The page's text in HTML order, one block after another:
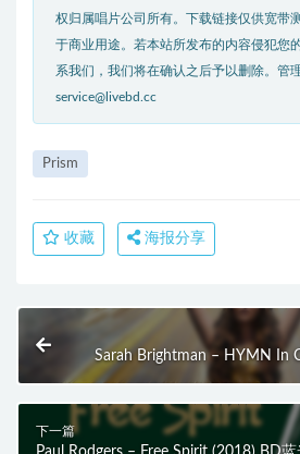
权归属唱片公司所有。下载链接仅供宽带
于商业用途。若本站所发布的内容侵犯您
系我们，我们将在确认之后予以删除。管
service@livebd.cc
Prism
收藏 海报分享
Sarah Brightman – HYMN In
下一篇